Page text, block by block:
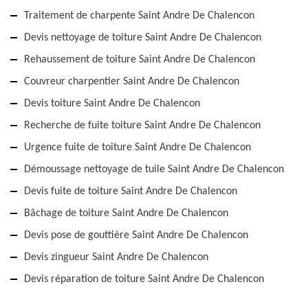
Traitement de charpente Saint Andre De Chalencon
Devis nettoyage de toiture Saint Andre De Chalencon
Rehaussement de toiture Saint Andre De Chalencon
Couvreur charpentier Saint Andre De Chalencon
Devis toiture Saint Andre De Chalencon
Recherche de fuite toiture Saint Andre De Chalencon
Urgence fuite de toiture Saint Andre De Chalencon
Démoussage nettoyage de tuile Saint Andre De Chalencon
Devis fuite de toiture Saint Andre De Chalencon
Bâchage de toiture Saint Andre De Chalencon
Devis pose de gouttière Saint Andre De Chalencon
Devis zingueur Saint Andre De Chalencon
Devis réparation de toiture Saint Andre De Chalencon